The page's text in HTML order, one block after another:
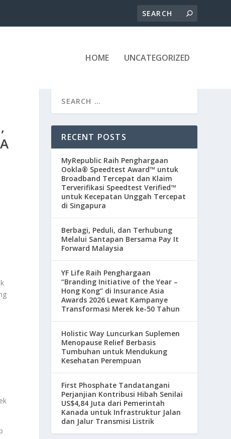
HOME UNCATEGORIZED
RECENT POSTS
MyRepublic Raih Penghargaan
Ookla® Speedtest Award™ untuk
Broadband Tercepat dan Klaim
Terverifikasi Speedtest Verified™
untuk Kecepatan Unggah Tercepat
di Singapura
Berbagi, Peduli, dan Terhubung
Melalui Santapan Bersama Pay It
Forward Malaysia
YF Life Raih Penghargaan
“Branding Initiative of the Year –
Hong Kong” di Insurance Asia
Awards 2026 Lewat Kampanye
Transformasi Merek ke-50 Tahun
Holistic Way Luncurkan Suplemen
Menopause Relief Berbasis
Tumbuhan untuk Mendukung
Kesehatan Perempuan
First Phosphate Tandatangani
Perjanjian Kontribusi Hibah Senilai
US$4,84 Juta dari Pemerintah
Kanada untuk Infrastruktur Jalan
dan Jalur Transmisi Listrik